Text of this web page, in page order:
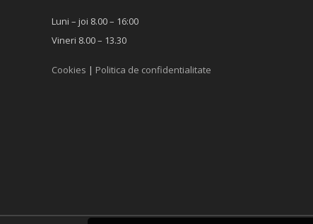
Luni – joi 8.00 – 16:00
Vineri 8.00 – 13.30
Cookies | Politica de confidentialitate